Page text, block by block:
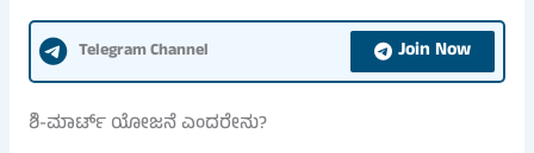
Telegram Channel Join Now
ಶಿ-ಮಾರ್ಟ್ ಯೋಜನೆ ಎಂದರೇನು?